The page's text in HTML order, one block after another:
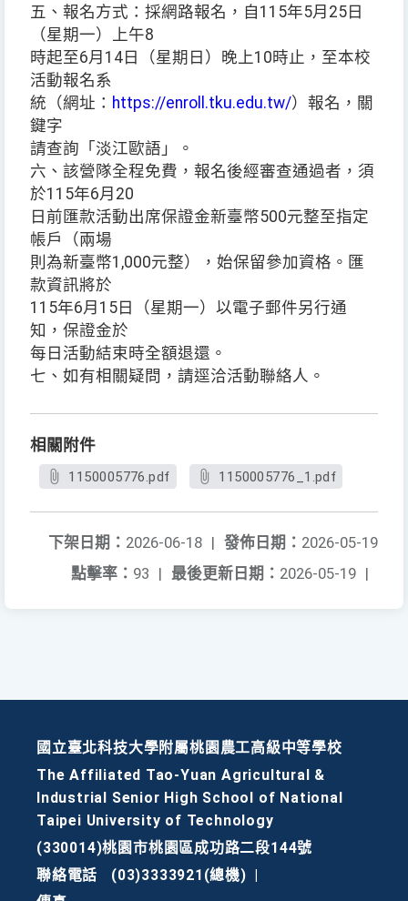
五、報名方式：採網路報名，自115年5月25日
（星期一）上午8
時起至6月14日（星期日）晚上10時止，至本校
活動報名系
統（網址： https://enroll.tku.edu.tw/）報名，關
鍵字
請查詢「淡江歐語」。
六、該營隊全程免費，報名後經審查通過者，須
於115年6月20
日前匯款活動出席保證金新臺幣500元整至指定
帳戶（兩場
則為新臺幣1,000元整），始保留參加資格。匯
款資訊將於
115年6月15日（星期一）以電子郵件另行通
知，保證金於
每日活動結束時全額退還。
七、如有相關疑問，請逕洽活動聯絡人。
相關附件
1150005776.pdf 1150005776_1.pdf
發佈日期： 2026-05-19
下架日期： 2026-06-18 |
最後更新日期： 2026-05-19 |
點擊率： 93 |
國立臺北科技大學附屬桃園農工高級中等學校
The Affiliated Tao-Yuan Agricultural &
Industrial Senior High School of National
Taipei University of Technology
(330014)桃園市桃園區成功路二段144號
聯絡電話
(03)3333921(總機)